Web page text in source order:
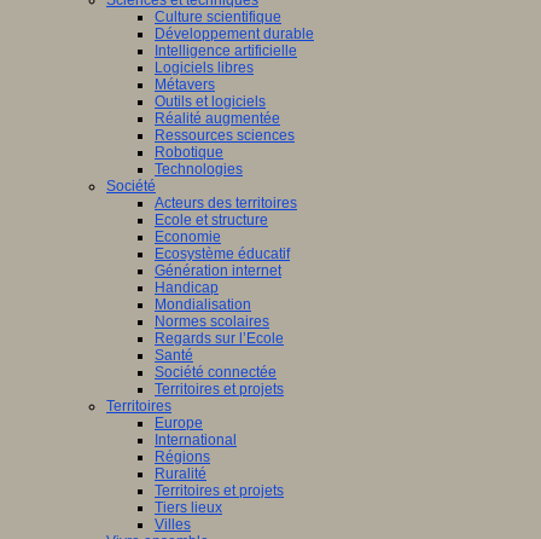
Culture scientifique
Développement durable
Intelligence artificielle
Logiciels libres
Métavers
Outils et logiciels
Réalité augmentée
Ressources sciences
Robotique
Technologies
Société
Acteurs des territoires
Ecole et structure
Economie
Ecosystème éducatif
Génération internet
Handicap
Mondialisation
Normes scolaires
Regards sur l’Ecole
Santé
Société connectée
Territoires et projets
Territoires
Europe
International
Régions
Ruralité
Territoires et projets
Tiers lieux
Villes